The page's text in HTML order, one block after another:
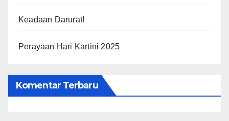
Keadaan Darurat!
Perayaan Hari Kartini 2025
Komentar Terbaru